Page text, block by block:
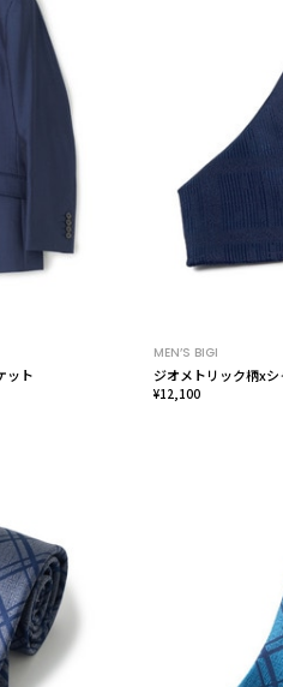
ット
MEN’S BIGI
ジオメトリック柄x
¥12,100